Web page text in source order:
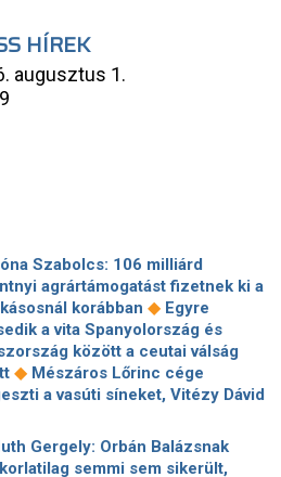
HÍREK
augusztus 1.
Szabolcs: 106 milliárd
agrártámogatást fizetnek ki a
korábban ◆ Egyre
a vita Spanyolország és
között a ceutai válság
◆ Mészáros Lőrinc cége
a vasúti síneket, Vitézy Dávid
a Bosnyák téri irodakomplexum
ha az állam felmondja a
Gergely: Orbán Balázsnak
semmi sem sikerült,